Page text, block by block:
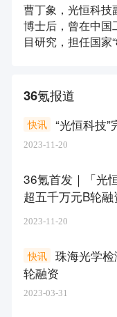
曹丁象，光恒科技
博士后，曾在中国
目研究，担任国家
36氪报道
“光恒科技
快讯
2023-11-20
36氪首发｜「光
超五千万元B轮
2023-11-20
珠海光学
轮融资
快讯
2023-03-31